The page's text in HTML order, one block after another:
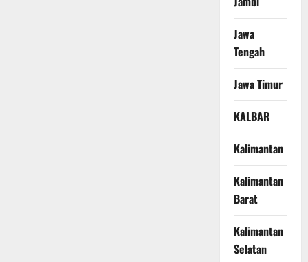
Jawa
Tengah
Jawa Timur
KALBAR
Kalimantan
Kalimantan
Barat
Kalimantan
Selatan